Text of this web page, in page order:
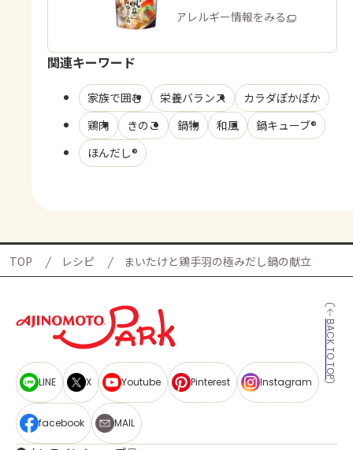
商品・アレルギー情報をみる
関連キーワード
家族で囲む 栄養バランス
カラダぽかぽか
鶏肉
きのこ 鍋物 和風
鍋キューブ®
ほんだし®
TOP レシピ まいたけと鶏手羽の極みだし鍋の献立
BACK TO TOP
LINE X Youtube Pinterest Instagram
facebook MAIL